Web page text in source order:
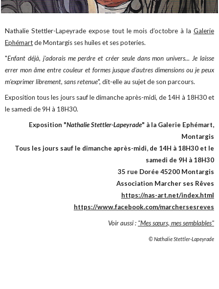
Nathalie Stettler-Lapeyrade expose tout le mois d’octobre à la Galerie
Ephémartde Montargis ses huiles et ses poteries.
"Enfant déjà, j'adorais me perdre et créer seule dans mon univers... Je laisse
errer mon âme entre couleur et formes jusque d'autres dimensions ou je peux
m'exprimer librement, sans retenue", dit-elle au sujet de son parcours.
Exposition tous les jours sauf le dimanche après-midi, de 14H à 18H30 et
le samedi de 9H à 18H30.
Exposition "Nathalie Stettler-Lapeyrade" à la Galerie Ephémart,
Montargis
Tous les jours sauf le dimanche après-midi, de 14H à 18H30 et le
samedi de 9H à 18H30
35 rue Dorée 45200 Montargis
Association Marcher ses Rêves
https://nas-art.net/index.html
https://www.facebook.com/marchersesreves
Voir aussi : "Mes sœurs, mes semblables"
© Nathalie Stettler-Lapeyrade